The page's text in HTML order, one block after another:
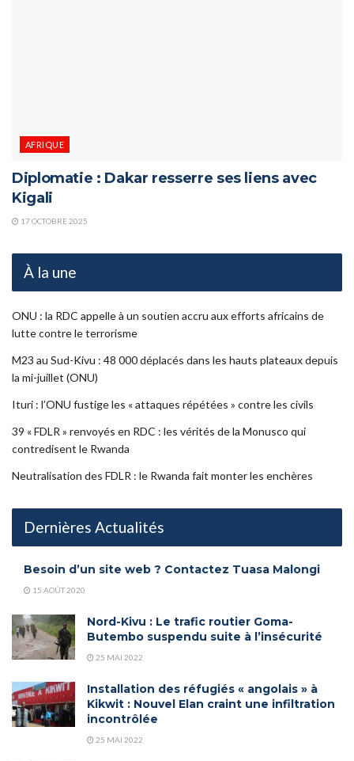
AFRIQUE
Diplomatie : Dakar resserre ses liens avec
Kigali
17 OCTOBRE 2025
À la une
ONU : la RDC appelle à un soutien accru aux efforts africains de
lutte contre le terrorisme
M23 au Sud-Kivu : 48 000 déplacés dans les hauts plateaux depuis
la mi-juillet (ONU)
Ituri : l’ONU fustige les « attaques répétées » contre les civils
39 « FDLR » renvoyés en RDC : les vérités de la Monusco qui
contredisent le Rwanda
Neutralisation des FDLR : le Rwanda fait monter les enchères
Dernières Actualités
Besoin d’un site web ? Contactez Tuasa Malongi
15 AOÛT 2020
Nord-Kivu : Le trafic routier Goma-
Butembo suspendu suite à l’insécurité
25 MAI 2022
Installation des réfugiés « angolais » à
Kikwit : Nouvel Elan craint une infiltration
incontrôlée
25 MAI 2022